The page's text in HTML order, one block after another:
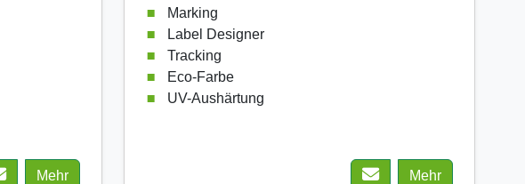
Mehr
Marking
Label Designer
Tracking
Eco-Farbe
UV-Aushärtung
Mehr